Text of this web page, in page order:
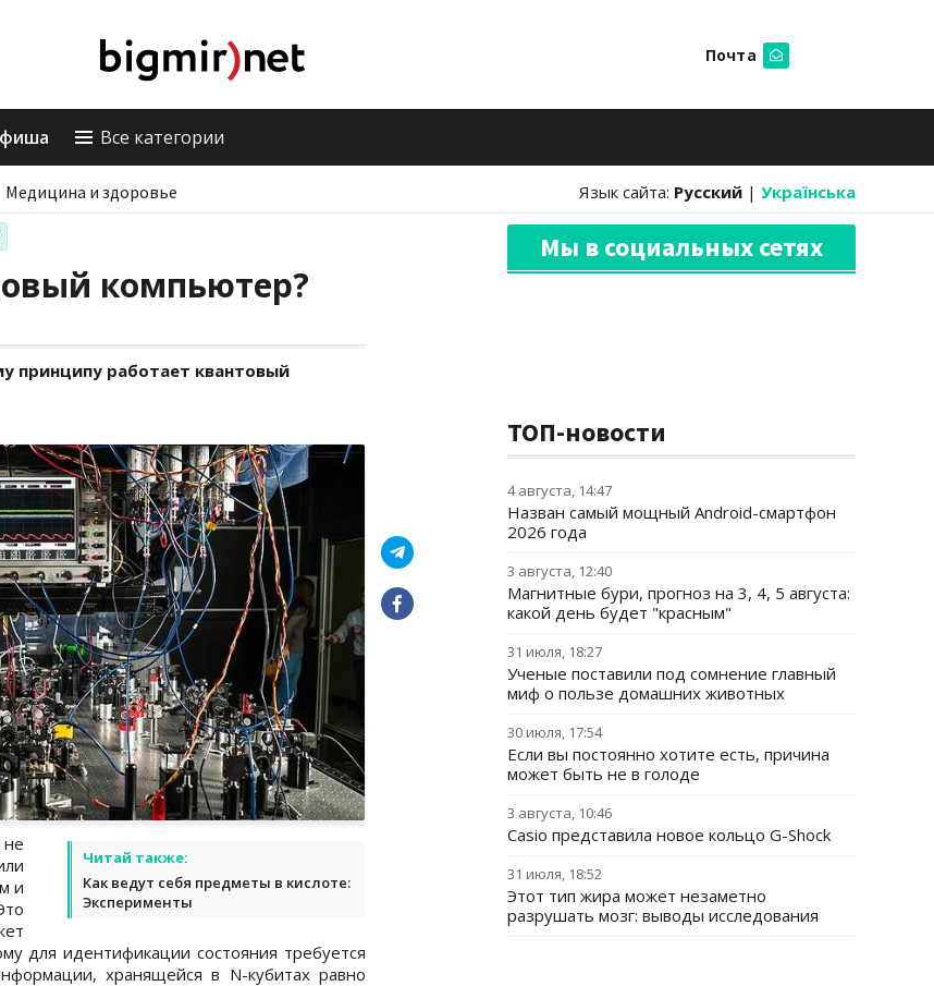
Почта
Все категории
Медицина и здоровье Язык сайта: Русский | Українська
компьютер?
принципу работает квантовый
Читай также:
Как ведут себя предметы в кислоте:
Эксперименты
не
и
для идентификации состояния требуется
хранящейся в N-кубитах равно
Мы в социальных сетях
ТОП-новости
4 августа, 14:47
Назван самый мощный Android-смартфон
2026 года
3 августа, 12:40
Магнитные бури, прогноз на 3, 4, 5 августа:
какой день будет "красным"
31 июля, 18:27
Ученые поставили под сомнение главный
миф о пользе домашних животных
30 июля, 17:54
Если вы постоянно хотите есть, причина
может быть не в голоде
3 августа, 10:46
Casio представила новое кольцо G-Shock
31 июля, 18:52
Этот тип жира может незаметно
разрушать мозг: выводы исследования